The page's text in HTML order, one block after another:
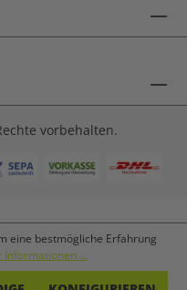
vorbehalten.
eine bestmögliche Erfahrung
Informationen ...